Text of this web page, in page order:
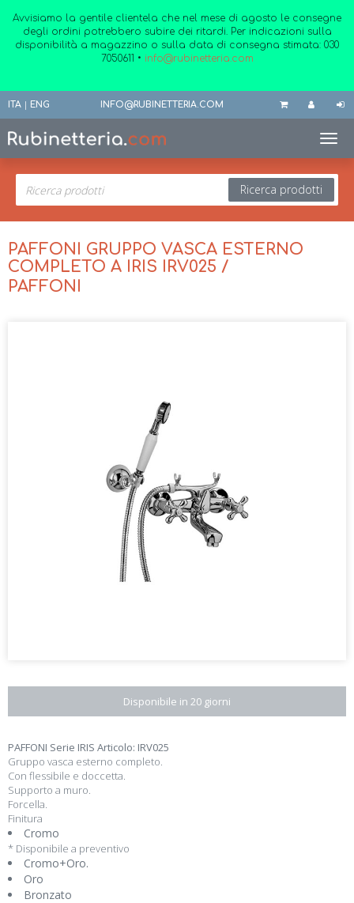
Avvisiamo la gentile clientela che nel mese di agosto le consegne
degli ordini potrebbero subire dei ritardi. Per indicazioni sulla
disponibilità a magazzino o sulla data di consegna stimata: 030
7050611 • info@rubinetteria.com
ITA | ENG INFO@RUBINETTERIA.COM
Ricerca prodotti
PAFFONI GRUPPO VASCA ESTERNO
COMPLETO A IRIS IRV025 /
PAFFONI
Disponibile in 20 giorni
PAFFONI Serie IRIS Articolo: IRV025
Gruppo vasca esterno completo.
Con flessibile e doccetta.
Supporto a muro.
Forcella.
Finitura
Cromo
* Disponibile a preventivo
Cromo+Oro.
Oro
Bronzato